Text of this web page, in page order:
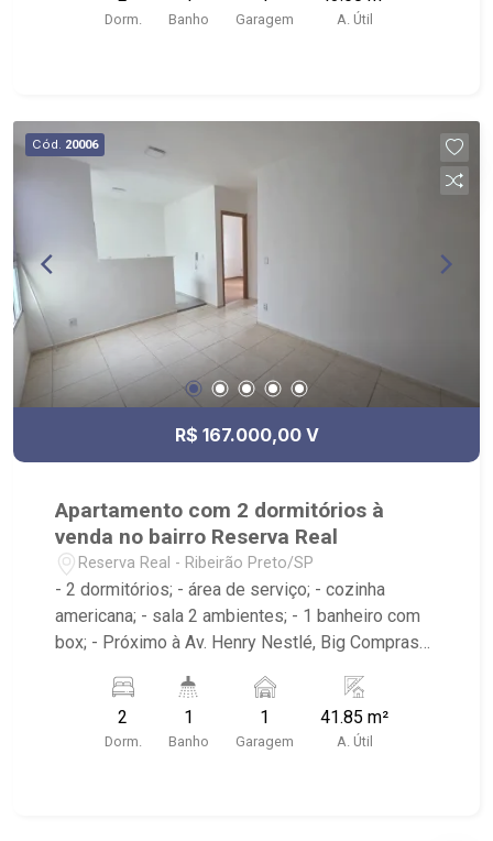
pedra branca, Supermercado Rodrigues, Pizzaria
Dorm. Banho Garagem A. Útil
Cód. 20006
R$ 167.000,00 V
Apartamento com 2 dormitórios à
venda no bairro Reserva Real
Reserva Real - Ribeirão Preto/SP
- 2 dormitórios; - área de serviço; - cozinha
americana; - sala 2 ambientes; - 1 banheiro com
box; - Próximo à Av. Henry Nestlé, Big Compras
venda, compra e locação. - Sinta-se em casa na
Ribeirão Imóveis, afinal Somos e Vivemos
Ribeirão: - funcionários capacitados; - processos
2
Dorm.
1
Banho
1
Garagem
41.85 m²
A. Útil